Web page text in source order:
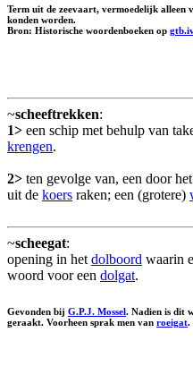
Term uit de zeevaart, vermoedelijk alleen
konden worden.
Bron: Historische woordenboeken op
~scheeftrekken:
1> een schip met behulp van
krengen.
2> ten gevolge van, een door
uit de koers raken; een (grotere)
~scheegat:
opening in het dolboord waarin
woord voor een dolgat.
Gevonden bij G.P.J. Mossel. Nadien is dit
geraakt. Voorheen sprak men van roeigat.